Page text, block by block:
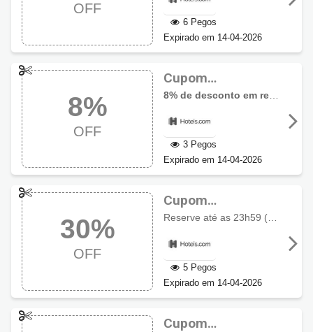
OFF
6 Pegos
Expirado em 14-04-2026
8%
OFF
Cupom
Hoteis.com 8% de
8% de desconto em reservas
3 Pegos
Expirado em 14-04-2026
30%
OFF
Cupom
Hoteis.com até
Selos em dobro
Reserve até as 23h59 (BRT) de 29/11/2021.
5 Pegos
Expirado em 14-04-2026
Cupom